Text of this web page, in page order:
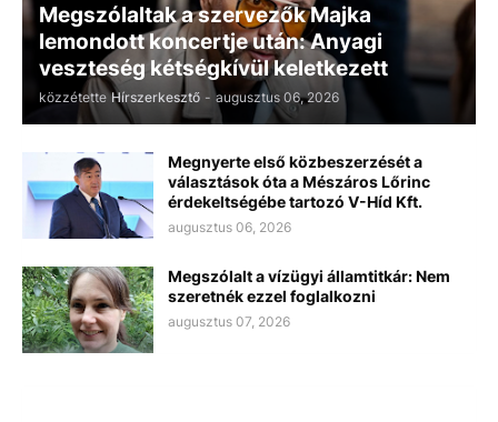
Megszólaltak a szervezők Majka
lemondott koncertje után: Anyagi
veszteség kétségkívül keletkezett
közzétette Hírszerkesztő - augusztus 06, 2026
Megnyerte első közbeszerzését a
választások óta a Mészáros Lőrinc
érdekeltségébe tartozó V-Híd Kft.
augusztus 06, 2026
Megszólalt a vízügyi államtitkár: Nem
szeretnék ezzel foglalkozni
augusztus 07, 2026